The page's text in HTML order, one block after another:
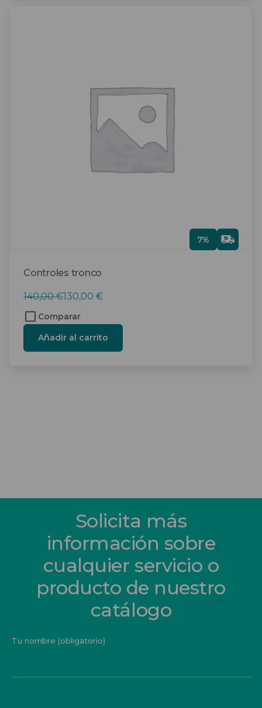
Controles tronco
7%
Gra
tis
140,00€
El
precio
original
era:
140,00 €.
130,00 €
El
precio
actual
130,00 €.
Comparar
Añadir al carrito
Solicita más
información sobre
cualquier servicio o
producto de nuestro
catálogo
Tu nombre (obligatorio)